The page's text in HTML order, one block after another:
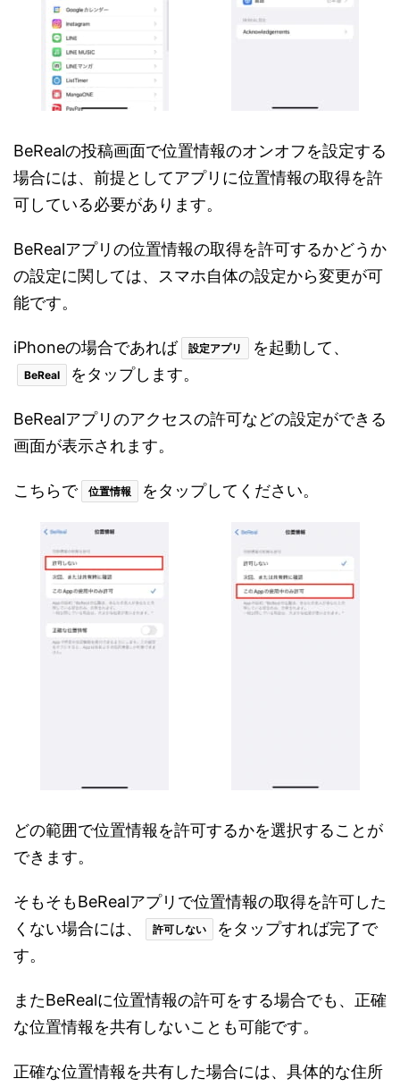
BeRealの投稿画面で位置情報のオンオフを設定する
場合には、前提としてアプリに位置情報の取得を許
可している必要があります。
BeRealアプリの位置情報の取得を許可するかどうか
の設定に関しては、スマホ自体の設定から変更が可
能です。
iPhoneの場合であれば 設定アプリ を起動して、
BeReal をタップします。
BeRealアプリのアクセスの許可などの設定ができる
画面が表示されます。
こちらで 位置情報 をタップしてください。
どの範囲で位置情報を許可するかを選択することが
できます。
そもそもBeRealアプリで位置情報の取得を許可した
くない場合には、
許可しない
をタップすれば完了で
す。
またBeRealに位置情報の許可をする場合でも、正確
な位置情報を共有しないことも可能です。
正確な位置情報を共有した場合には、具体的な住所